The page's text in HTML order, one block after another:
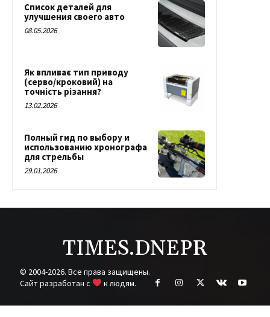
Список деталей для
улучшения своего авто
08.05.2026
Як впливає тип приводу
(серво/кроковий) на
точність різання?
13.02.2026
Полный гид по выбору и
использованию хронографа
для стрельбы
29.01.2026
TIMES.DNEPR
© 2004-2026. Все права защищены.
Cайт разработан с
к людям.